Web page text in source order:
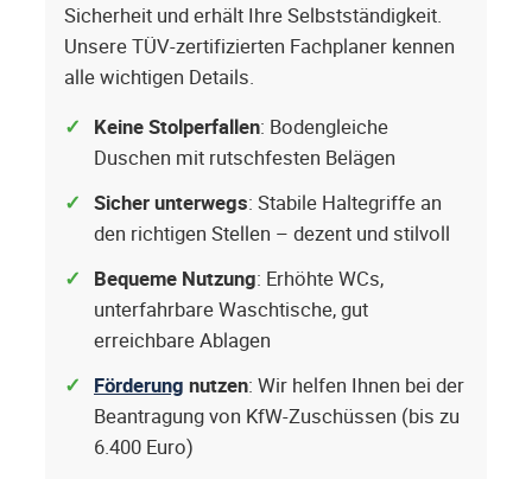
Sicherheit und erhält Ihre Selbstständigkeit.
Unsere TÜV-zertifizierten Fachplaner kennen
alle wichtigen Details.
Keine Stolperfallen: Bodengleiche
Duschen mit rutschfesten Belägen
Sicher unterwegs: Stabile Haltegriffe an
den richtigen Stellen – dezent und stilvoll
Bequeme Nutzung: Erhöhte WCs,
unterfahrbare Waschtische, gut
erreichbare Ablagen
Förderung nutzen: Wir helfen Ihnen bei der
Beantragung von KfW-Zuschüssen (bis zu
6.400 Euro)